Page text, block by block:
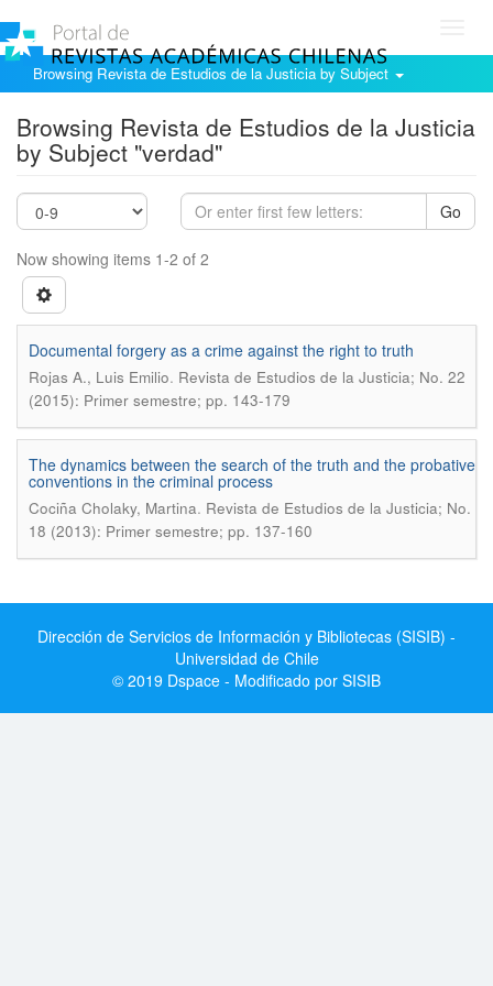
Browsing Revista de Estudios de la Justicia by Subject
Browsing Revista de Estudios de la Justicia
by Subject "verdad"
Go
Now showing items 1-2 of 2
Documental forgery as a crime against the right to truth
Rojas A., Luis Emilio. Revista de Estudios de la Justicia; No. 22
(2015): Primer semestre; pp. 143-179
The dynamics between the search of the truth and the probative
conventions in the criminal process
Cociña Cholaky, Martina. Revista de Estudios de la Justicia; No.
18 (2013): Primer semestre; pp. 137-160
Dirección de Servicios de Información y Bibliotecas (SISIB) -
Universidad de Chile
© 2019 Dspace - Modificado por SISIB